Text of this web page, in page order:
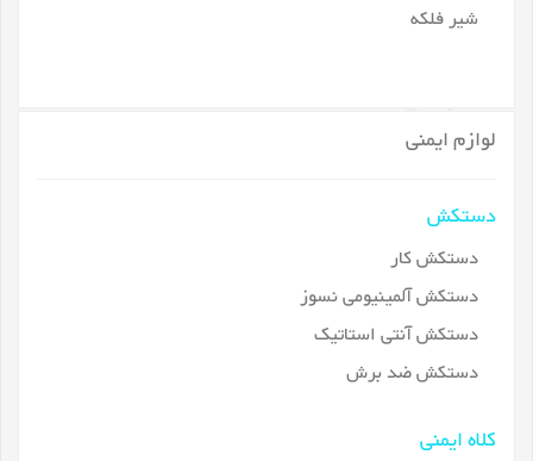
شیر فلکه
لوازم ایمنی
دستکش
دستکش کار
دستکش آلمینیومی نسوز
دستکش آنتی استاتیک
دستکش ضد برش
کلاه ایمنی